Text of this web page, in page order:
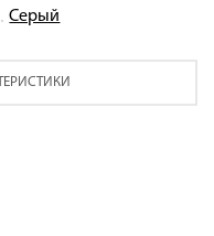
Серый